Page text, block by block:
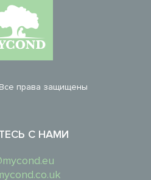
права защищены
С НАМИ